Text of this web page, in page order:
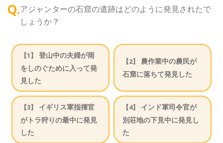
Q.アジャンターの石窟の遺跡はどのように発見されたで
しょうか？
【1】
登山中の夫婦が雨
をしのぐために入って発
見した
【2】
農作業中の農民が
石窟に落ちて発見した
【3】
イギリス軍指揮官
がトラ狩りの最中に発見
した
【4】
インド軍司令官が
別荘地の下見中に発見し
た